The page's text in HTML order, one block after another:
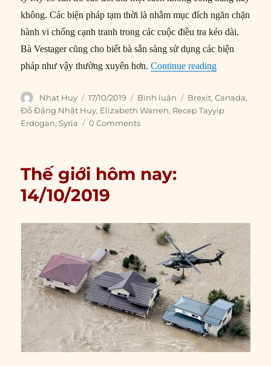
không. Các biện pháp tạm thời là nhằm mục đích ngăn chặn
hành vi chống cạnh tranh trong các cuộc điều tra kéo dài.
Bà Vestager cũng cho biết bà sẵn sàng sử dụng các biện
pháp như vậy thường xuyên hơn.Continue reading“Thế giới
Author
Nhat Huy
Posted
on
17/10/2019 Categories
Bình luận Tags
Brexit,Canada,
Đỗ Đặng Nhật Huy, Elizabeth Warren, Recep Tayyip
Erdogan,Syria 0 Comments
Thế giới hôm nay:
14/10/2019